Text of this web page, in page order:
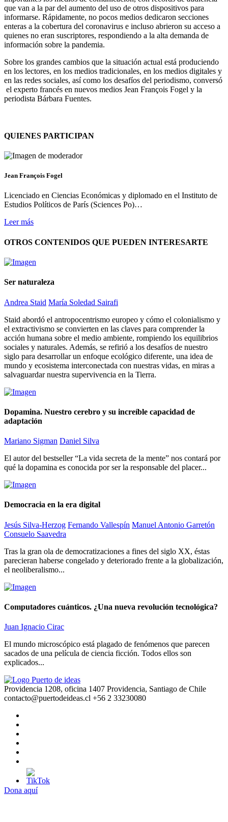
que van a la par del aumento del uso de otros dispositivos para
informarse. Rápidamente, no pocos medios dedicaron secciones
enteras a la cobertura del coronavirus e incluso abrieron su acceso a
quienes no eran suscriptores, respondiendo a la alta demanda de
información sobre la pandemia.
Sobre los grandes cambios que la situación actual está produciendo
en los lectores, en los medios tradicionales, en los medios digitales y
en las redes sociales, así como los desafíos del periodismo, conversó
el experto francés en nuevos medios Jean François Fogel y la
periodista Bárbara Fuentes.
QUIENES PARTICIPAN
Jean François Fogel
Licenciado en Ciencias Económicas y diplomado en el Instituto de
Estudios Políticos de París (Sciences Po)…
Leer más
OTROS CONTENIDOS QUE PUEDEN INTERESARTE
Ser naturaleza
Andrea Staid María Soledad Sairafi
Staid abordó el antropocentrismo europeo y cómo el colonialismo y
el extractivismo se convierten en las claves para comprender la
acción humana sobre el medio ambiente, rompiendo los equilibrios
sociales y naturales. Además, se refirió a los desafíos de nuestro
siglo para desarrollar un enfoque ecológico diferente, una idea de
mundo y ecosistema interconectada con nuestras vidas, en miras a
salvaguardar nuestra supervivencia en la Tierra.
Dopamina. Nuestro cerebro y su increíble capacidad de
adaptación
Mariano Sigman Daniel Silva
El autor del bestseller “La vida secreta de la mente” nos contará por
qué la dopamina es conocida por ser la responsable del placer...
Democracia en la era digital
Jesús Silva-Herzog Fernando Vallespín Manuel Antonio Garretón
Consuelo Saavedra
Tras la gran ola de democratizaciones a fines del siglo XX, éstas
parecieran haberse congelado y deteriorado frente a la globalización,
el neoliberalismo...
Computadores cuánticos. ¿Una nueva revolución tecnológica?
Juan Ignacio Cirac
El mundo microscópico está plagado de fenómenos que parecen
sacados de una película de ciencia ficción. Todos ellos son
explicados...
Providencia 1208, oficina 1407 Providencia, Santiago de Chile
contacto@puertodeideas.cl +56 2 33230080
Dona aquí